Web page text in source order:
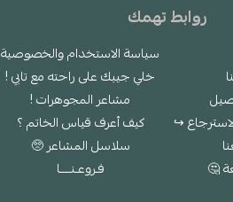
روابط تهمك
↪
🤔
سياسة الاستخدام والخصوصية
خلي جيبك على راحته مع تابي !
مشاعر المجوهرات !
كيف أعرف قياس الخاتم ؟
سلاسل المشاعر 🥺
فـروعـنــــا